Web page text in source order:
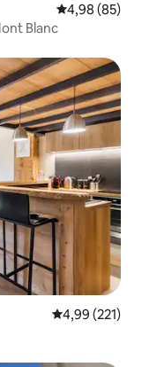
Prosječna
4,98 (85)
Blanc
gosti”
Prosječna
4,99 (221)